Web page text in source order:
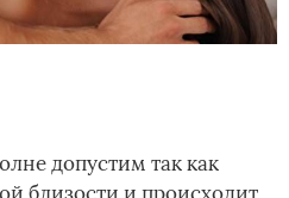
допустим так как